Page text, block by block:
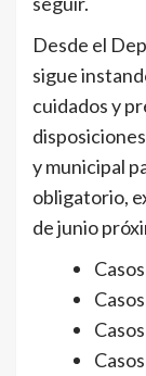
Desde el
sigue
cuidados y
y municipal
obligatorio,
de junio